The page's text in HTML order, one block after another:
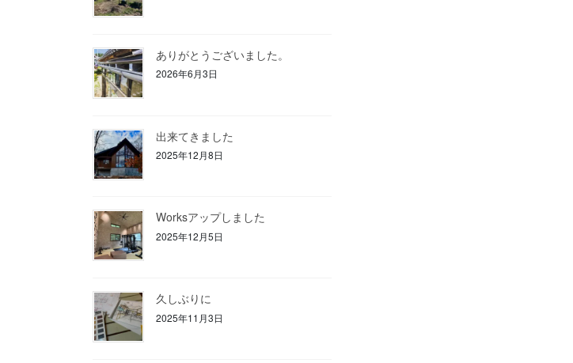
ありがとうございました。
2026年6月3日
出来てきました
2025年12月8日
Worksアップしました
2025年12月5日
久しぶりに
2025年11月3日